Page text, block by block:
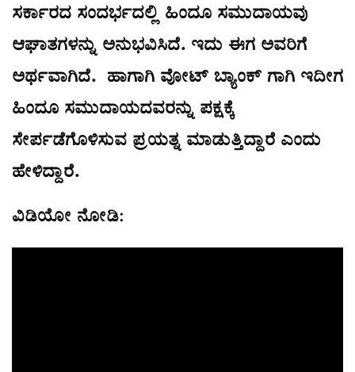
ಸರ್ಕಾರದ ಸಂದರ್ಭದಲ್ಲಿ ಹಿಂದೂ ಸಮುದಾಯವು
ಆಘಾತಗಳನ್ನು ಅನುಭವಿಸಿದೆ. ಇದು ಈಗ ಅವರಿಗೆ
ಅರ್ಥವಾಗಿದೆ. ಹಾಗಾಗಿ ವೋಟ್ ಬ್ಯಾಂಕ್ ಗಾಗಿ ಇದೀಗ
ಹಿಂದೂ ಸಮುದಾಯದವರನ್ನು ಪಕ್ಷಕ್ಕೆ
ಸೇರ್ಪಡೆಗೊಳಿಸುವ ಪ್ರಯತ್ನ ಮಾಡುತ್ತಿದ್ದಾರೆ ಎಂದು
ಹೇಳಿದ್ದಾರೆ.
ವಿಡಿಯೋ ನೋಡಿ: